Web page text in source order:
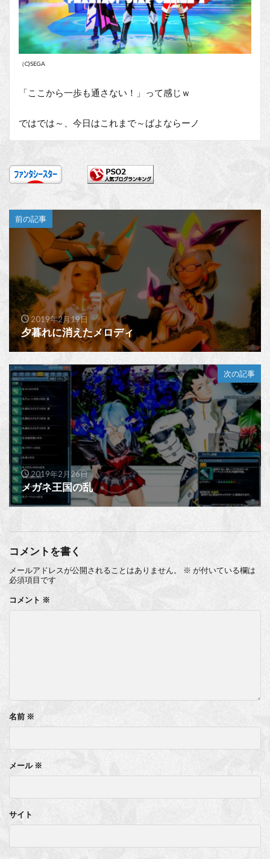
（C)SEGA
「ここから一歩も通さない！」って感じｗ
ではでは～、今日はこれまで～ばよならーノ
前の記事
2019年2月19日
夕暮れに消えたメロディ
次の記事
2019年2月26日
メガネ王国の乱
コメントを書く
メールアドレスが公開されることはありません。 ※ が付いている欄は
必須項目です
コメント ※
名前 ※
メール ※
サイト